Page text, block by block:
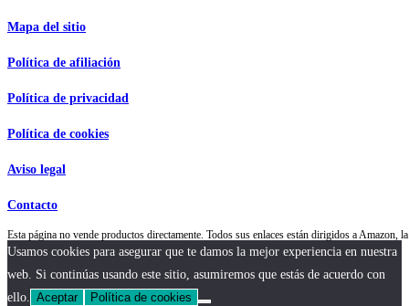
Mapa del sitio
Política de afiliación
Política de privacidad
Política de cookies
Aviso legal
Contacto
Esta página no vende productos directamente. Todos sus enlaces están dirigidos a
Usamos cookies para asegurar que te damos la mejor experiencia en nuestra
web. Si continúas usando este sitio, asumiremos que estás de acuerdo con
ello. Aceptar Política de cookies